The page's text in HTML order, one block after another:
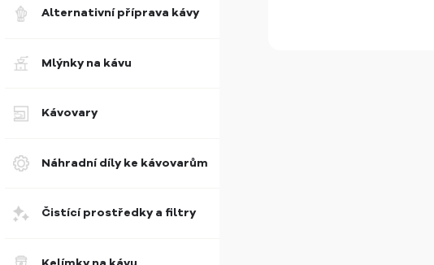
Alternativní příprava kávy
Mlýnky na kávu
Kávovary
Náhradní díly ke kávovarům
Čistící prostředky a filtry